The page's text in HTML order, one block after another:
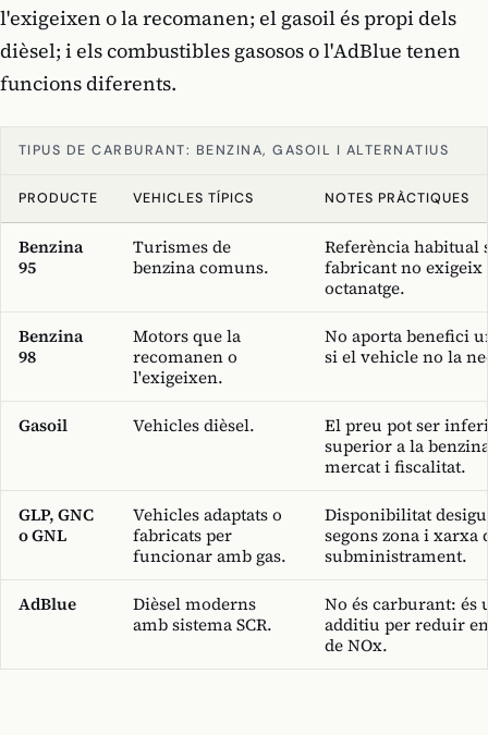
l'exigeixen o la recomanen; el gasoil és propi dels
dièsel; i els combustibles gasosos o l'AdBlue tenen
funcions diferents.
TIPUS DE CARBURANT: BENZINA, GASOIL I ALTERNATIUS
PRODUCTE VEHICLES TÍPICS NOTES PRÀCTIQUES
Benzina
95
Turismes de
benzina comuns.
Referència habitual
fabricant no exigeix
octanatge.
Benzina
98
Motors que la
recomanen o
l'exigeixen.
No aporta benefici
si el vehicle no la
Gasoil Vehicles dièsel.
El preu pot ser
superior a la
mercat i fiscalitat.
GLP, GNC
o GNL
Vehicles adaptats o
fabricats per
funcionar amb gas.
Disponibilitat
segons zona i xarxa
subministrament.
AdBlue
Dièsel moderns
amb sistema SCR.
No és carburant: és
additiu per reduir
de NOx.